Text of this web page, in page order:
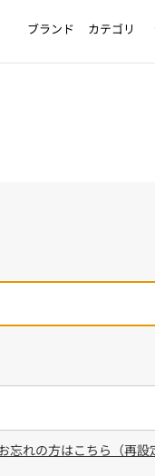
ブランド カテゴリ
忘れの方はこちら（再設